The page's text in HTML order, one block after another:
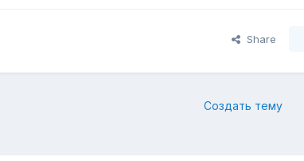
Share
Создать тему